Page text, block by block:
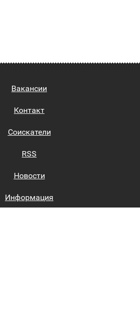
Вакансии
Контакт
Соискатели
RSS
Новости
Информация